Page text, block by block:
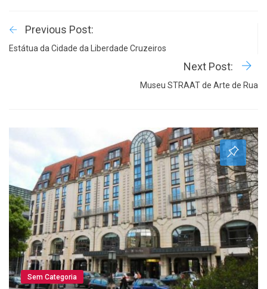
Previous Post:
Estátua da Cidade da Liberdade Cruzeiros
Next Post:
Museu STRAAT de Arte de Rua
Sem Categoria